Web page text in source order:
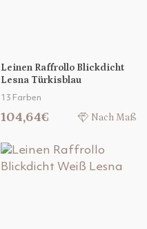
Leinen Raffrollo Blickdicht
Lesna Türkisblau
13 Farben
104,64€ Nach Maß